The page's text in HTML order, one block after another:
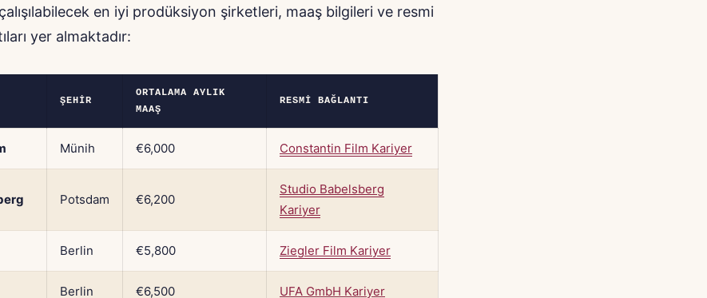
en iyi prodüksiyon şirketleri, maaş bilgileri ve resmi
yer almaktadır:
ŞEHIR
ORTALAMA AYLIK
MAAŞ
RESMI BAĞLANTI
Münih €6,000 Constantin Film Kariyer
Potsdam €6,200
Studio Babelsberg
Kariyer
Berlin €5,800 Ziegler Film Kariyer
Berlin €6,500 UFA GmbH Kariyer